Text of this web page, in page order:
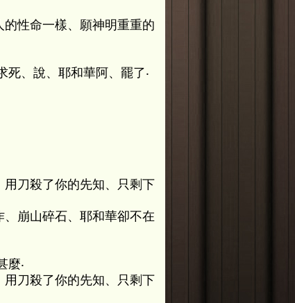
性命一樣、願神明重重的
死、說、耶和華阿、罷了‧
刀殺了你的先知、只剩下
崩山碎石、耶和華卻不在
麼‧
刀殺了你的先知、只剩下